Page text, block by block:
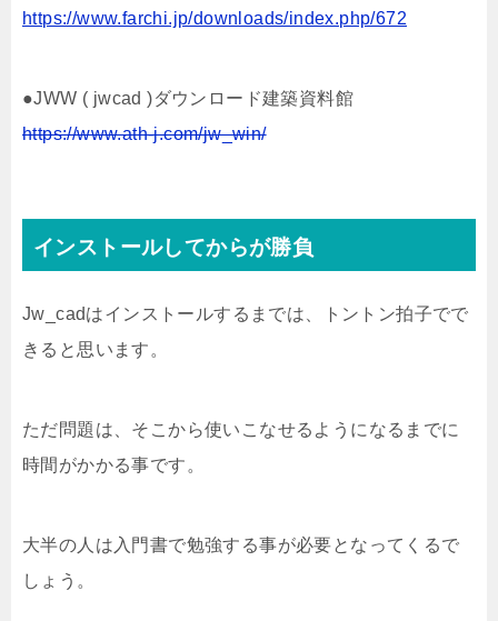
https://www.farchi.jp/downloads/index.php/672
●JWW ( jwcad )ダウンロード建築資料館
https://www.ath-j.com/jw_win/
インストールしてからが勝負
Jw_cadはインストールするまでは、トントン拍子でで
きると思います。
ただ問題は、そこから使いこなせるようになるまでに
時間がかかる事です。
大半の人は入門書で勉強する事が必要となってくるで
しょう。